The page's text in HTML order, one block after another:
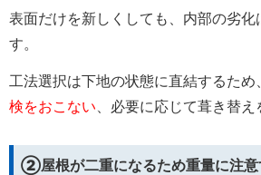
表面だけを新しくしても、内部の劣
す。
工法選択は下地の状態に直結するため、
検をおこない、必要に応じて葺き替え
②屋根が二重になるため重量に注意